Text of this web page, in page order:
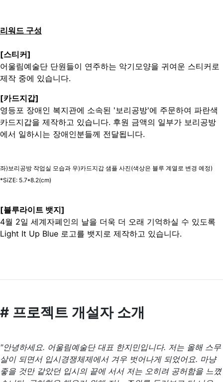
리워드 구성
[스티커]
어울림예술단 단원들이 연주하는 악기모양을 귀여운 스티커로
제작 중에 있습니다.
[카드지갑]
영등포 장애인 복지관에 소속된 '보리공방'에 주문하여 파란색
카드지갑을 제작하고 있습니다. 후원 금액의 일부가 보리공방
에서 일하시는 장애인분들께 전달됩니다.
좌)보리공방 작업실 모습과 우)카드지갑 샘플 사진(색상은 블루 계열로 변경 예정)
*SiZE: 5.7*8.2(cm)
[블루라이트 뱃지]
4월 2일 세계자폐인의 날을 더욱 더 오래 기억하실 수 있도록
Light It Up Blue 로고를 뱃지로 제작하고 있습니다.
# 프로젝트 개설자 소개
"안녕하세요. 어울림예술단 대표 한지민입니다. 저는 올해 스무
살이 되면서 입시경쟁체제에서 겨우 벗어나게 되었어요. 마냥
좋을 것만 같았던 입시의 끝에 서서 저는 오히려 공허함을 느꼈